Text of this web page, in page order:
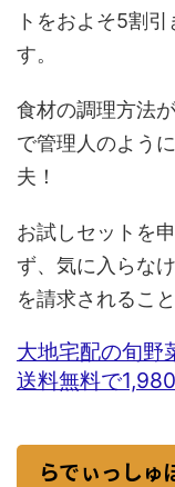
トをおよそ5割
す。
食材の調理方法
で管理人のよう
夫！
お試しセットを
ず、気に入らな
を請求されるこ
大地宅配の旬野
送料無料で
らでぃっしゅ